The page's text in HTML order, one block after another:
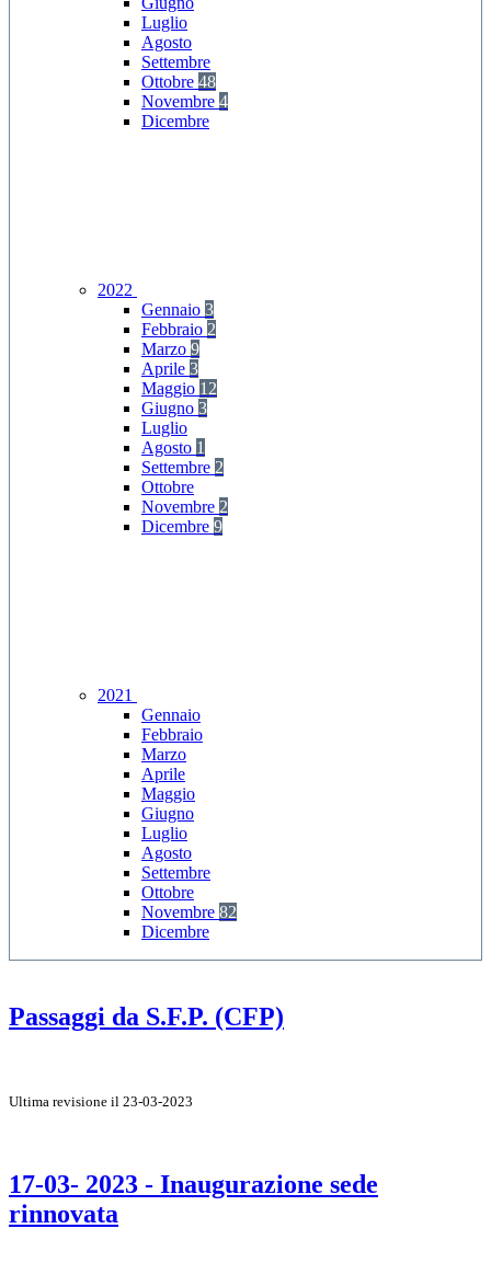
Luglio
Agosto
Settembre
Ottobre 48
Novembre 4
Dicembre
2022
Gennaio 3
Febbraio 2
Marzo 9
Aprile 3
Maggio 12
Giugno 3
Luglio
Agosto 1
Settembre 2
Ottobre
Novembre 2
Dicembre 9
2021
Gennaio
Febbraio
Marzo
Aprile
Maggio
Giugno
Luglio
Agosto
Settembre
Ottobre
Novembre 82
Dicembre
Passaggi da S.F.P. (CFP)
Ultima revisione il 23-03-2023
17-03- 2023 - Inaugurazione sede
rinnovata